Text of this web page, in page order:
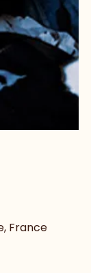
France